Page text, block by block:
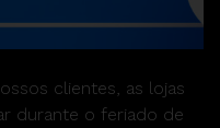
clientes, as lojas
durante o feriado de